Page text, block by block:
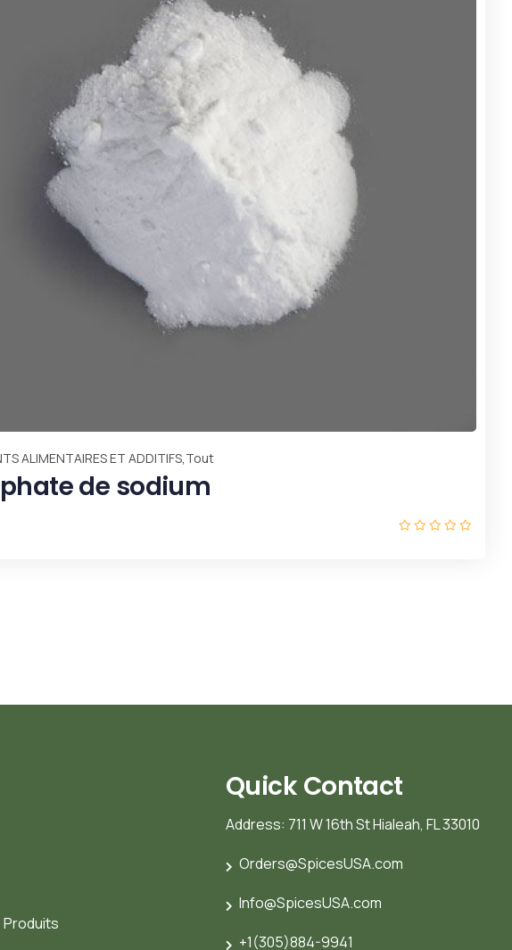
Offre spéciale en espèces de juin
Gousses de piment paprika sans tiges
Quick Contact
Address: 711 W 16th St Hialeah, FL 33010
Orders@SpicesUSA.com
Info@SpicesUSA.com
+1(305)884-9941